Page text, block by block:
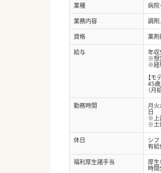
業種
病院
業務内容
調
資格
薬剤
給与
年
※想
※経
【モ
45
（
勤務時間
月火
日
※上
※土
休日
シ
有給
福利厚生諸手当
厚
時間